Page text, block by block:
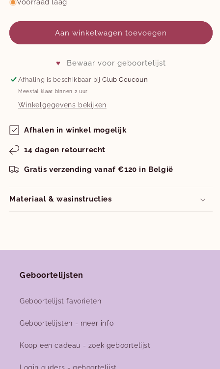
-
verschillende
kleuren
-
verschillende
kleuren
Voorraad laag
Aan winkelwagen toevoegen
♥ Bewaar voor geboortelijst
Afhaling is beschikbaar bijClub Coucoun
Meestal klaar binnen 2 uur
Winkelgegevens bekijken
Afhalen in winkel mogelijk
14 dagen retourrecht
Gratis verzending vanaf €120 in België
Materiaal & wasinstructies
Geboortelijsten
Geboortelijst favorieten
Geboortelijsten - meer info
Koop een cadeau - zoek geboortelijst